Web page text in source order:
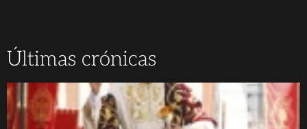
Últimas crónicas